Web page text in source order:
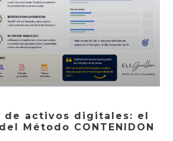
de activos digitales: el
Método CONTENIDON